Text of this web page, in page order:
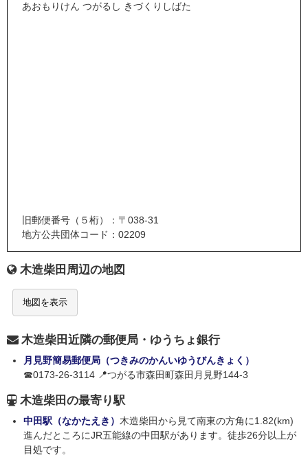
あおもりけん つがるし きづくりしばた
旧郵便番号（５桁）：〒038-31
地方公共団体コード：02209
木造柴田周辺の地図
地図を表示
木造柴田近隣の郵便局・ゆうちょ銀行
月見野簡易郵便局（つきみのかんいゆうびんきょく）
☎0173-26-3114 📍つがる市森田町森田月見野144-3
木造柴田の最寄り駅
中田駅（なかたえき） 木造柴田から見て南東の方角に1.82(km)
進んだところにJR五能線の中田駅があります。徒歩26分以上が
目処です。